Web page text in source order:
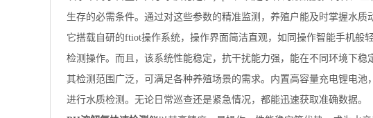
生存的必需条件。通过对这些参数的精准监测，养殖户能及时掌握水质
它搭载自研的ftiot操作系统，操作界面简洁直观，如同操作智能手机般
检测操作。而且，该系统性能稳定，抗干扰能力强，能在不同环境下稳
其检测范围广泛，可满足各种养殖场景的需求。内置高容量充电锂电
进行水质检测。无论日常巡查还是紧急情况，都能迅速获取准确数据。